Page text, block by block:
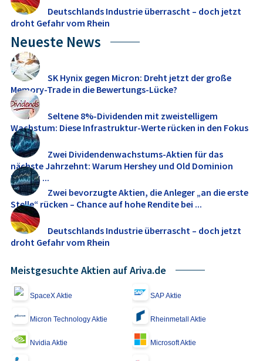
Deutschlands Industrie überrascht – doch jetzt
droht Gefahr vom Rhein
Neueste News
SK Hynix gegen Micron: Dreht jetzt der große
Memory‑Trade in die Bewertungs-Lücke?
Seltene 8%-Dividenden mit zweistelligem
Wachstum: Diese Infrastruktur-Werte rücken in den Fokus
Zwei Dividendenwachstums-Aktien für das
nächste Jahrzehnt: Warum Hershey und Old Dominion
Freight ...
Zwei bevorzugte Aktien, die Anleger „an die erste
Stelle“ rücken – Chance auf hohe Rendite bei ...
Deutschlands Industrie überrascht – doch jetzt
droht Gefahr vom Rhein
Meistgesuchte Aktien auf Ariva.de
SpaceX Aktie SAP Aktie
Micron Technology Aktie Rheinmetall Aktie
Nvidia Aktie Microsoft Aktie